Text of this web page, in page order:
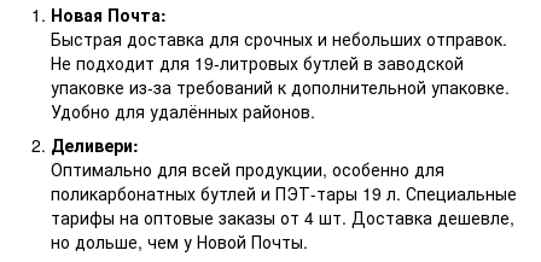
Новая Почта:
Быстрая доставка для срочных и небольших отправок.
Не подходит для 19-литровых бутлей в заводской
упаковке из-за требований к дополнительной упаковке.
Удобно для удалённых районов.
Деливери:
Оптимально для всей продукции, особенно для
поликарбонатных бутлей и ПЭТ-тары 19 л. Специальные
тарифы на оптовые заказы от 4 шт. Доставка дешевле,
но дольше, чем у Новой Почты.